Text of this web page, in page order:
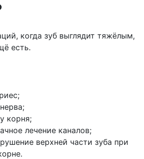
когда зуб выглядит тяжёлым,
есть.
корня;
лечение каналов;
верхней части зуба при